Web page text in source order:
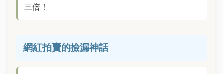
三倍！
網紅拍賣的撿漏神話